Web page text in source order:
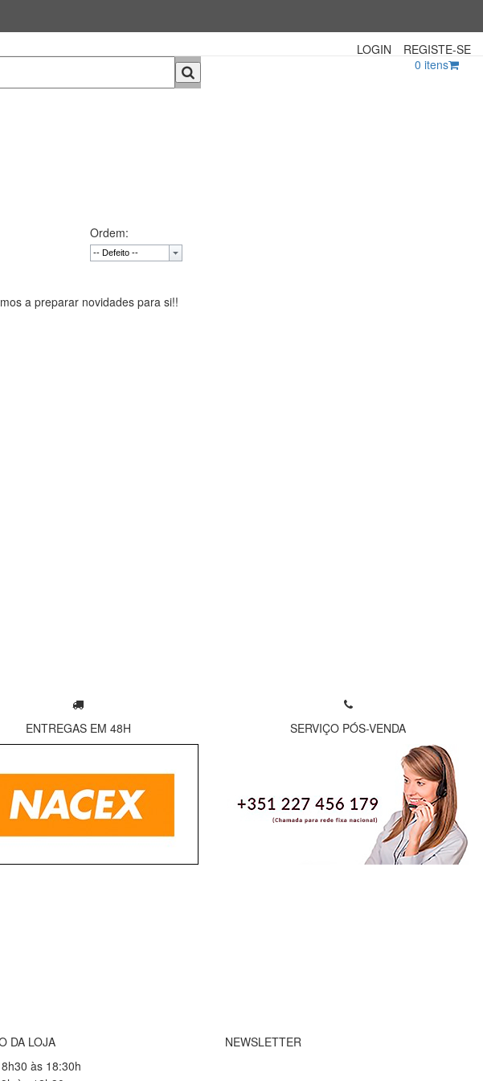
LOGIN
REGISTE-SE
0 itens
Ordem:
a preparar novidades para si!!
ENTREGAS EM 48H SERVIÇO PÓS-VENDA
DA LOJA
8h30 às 18:30h
NEWSLETTER